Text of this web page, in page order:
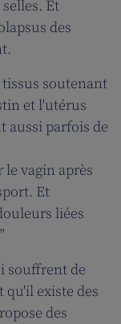
Et
des
soutenant
et l'utérus
aussi parfois de
le vagin après
Et
liées
souffrent de
qu'il existe des
des